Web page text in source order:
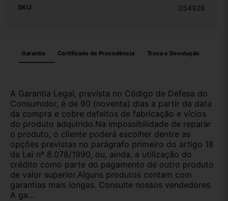
SKU: 054928
Garantia Certificado de Procedência Troca e Devolução
A Garantia Legal, prevista no Código de Defesa do
Consumidor, é de 90 (noventa) dias a partir da data
da compra e cobre defeitos de fabricação e vícios
do produto adquirido.Na impossibilidade de reparar
o produto, o cliente poderá escolher dentre as
opções previstas no parágrafo primeiro do artigo 18
da Lei nº 8.078/1990, ou, ainda, a utilização do
crédito como parte do pagamento de outro produto
de valor superior.Alguns produtos contam com
garantias mais longas. Consulte nossos vendedores.
A ga...